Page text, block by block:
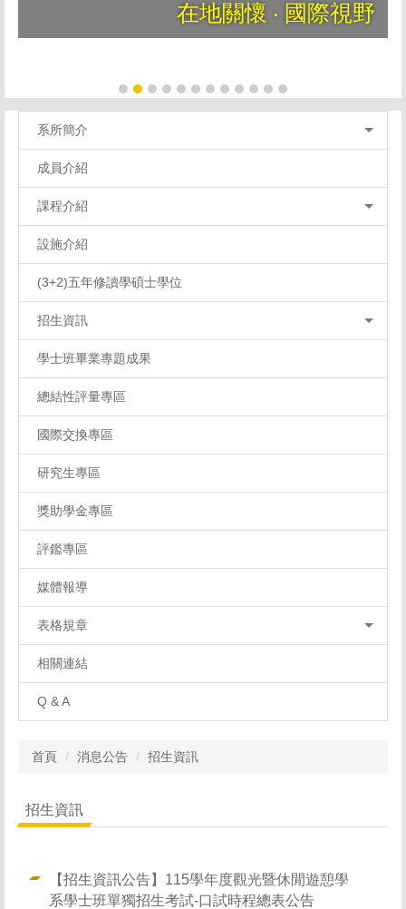
在地關懷 ‧ 國際視野
系所簡介
成員介紹
課程介紹
設施介紹
(3+2)五年修讀學碩士學位
招生資訊
學士班畢業專題成果
總結性評量專區
國際交換專區
研究生專區
獎助學金專區
評鑑專區
媒體報導
表格規章
相關連結
Q & A
首頁 消息公告 招生資訊
招生資訊
【招生資訊公告】115學年度觀光暨休閒遊憩學
系學士班單獨招生考試-口試時程總表公告